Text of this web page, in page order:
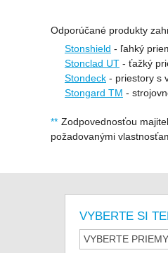
Odporúčané produkty
Stonshield - ľahký
Stonclad UT - ťažký
Stondeck - priestory s
Stongard TM -
Zodpovednosťou
požadovanými
VYBERTE SI
VYBERTE